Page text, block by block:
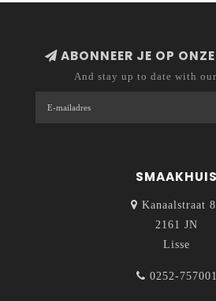
ABONNEER JE OP
And stay up to date with
SMAAKHUIS
Kanaalstraat
2161 JN
Lisse
0252-757001